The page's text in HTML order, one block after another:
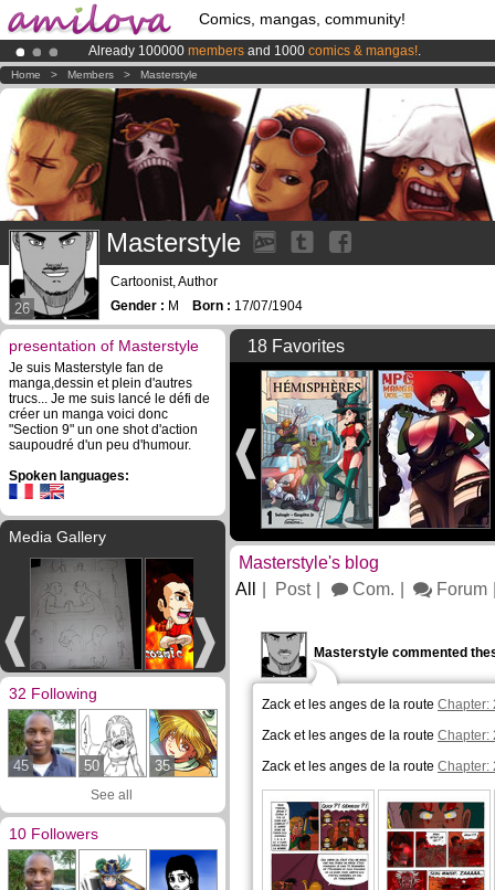
Comics, mangas, community!
Already 100000 members and 1000 comics & mangas!.
AmilovaKickstarter is now LIVE!.
Premium membership from3.95 eurosper month !Get membership
Home > Members > Masterstyle
26
Masterstyle
Cartoonist, Author
Gender : M Born : 17/07/1904
presentation of Masterstyle
Je suis Masterstyle fan de
manga,dessin et plein d'autres
trucs... Je me suis lancé le défi de
créer un manga voici donc
"Section 9" un one shot d'action
saupoudré d'un peu d'humour.
Spoken languages:
Media Gallery
32 Following
45 50 35
See all
10 Followers
18 Favorites
Masterstyle's blog
All
Post Com. Forum
Masterstyle commented
Zack et les anges de la route Chapter:
Zack et les anges de la route Chapter:
Zack et les anges de la route Chapter: